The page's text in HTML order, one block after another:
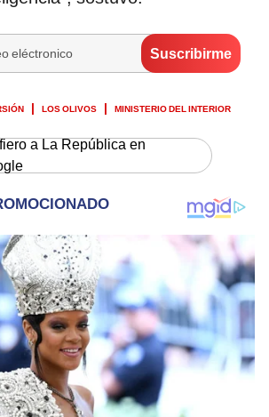
LOS OLIVOS MINISTERIO DEL INTERIOR
a La República en